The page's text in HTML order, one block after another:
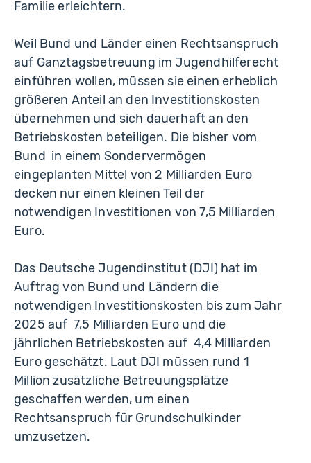
Familie erleichtern.
Weil Bund und Länder einen Rechtsanspruch
auf Ganztagsbetreuung im Jugendhilferecht
einführen wollen, müssen sie einen erheblich
größeren Anteil an den Investitionskosten
übernehmen und sich dauerhaft an den
Betriebskosten beteiligen. Die bisher vom
Bund in einem Sondervermögen
eingeplanten Mittel von 2 Milliarden Euro
decken nur einen kleinen Teil der
notwendigen Investitionen von 7,5 Milliarden
Euro.
Das Deutsche Jugendinstitut (DJI) hat im
Auftrag von Bund und Ländern die
notwendigen Investitionskosten bis zum Jahr
2025 auf 7,5 Milliarden Euro und die
jährlichen Betriebskosten auf 4,4 Milliarden
Euro geschätzt. Laut DJI müssen rund 1
Million zusätzliche Betreuungsplätze
geschaffen werden, um einen
Rechtsanspruch für Grundschulkinder
umzusetzen.